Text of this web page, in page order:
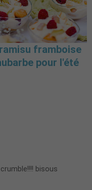
framboise
pour l'été
bisous